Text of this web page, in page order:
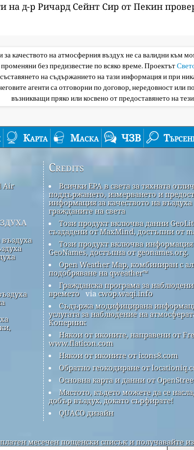
на д-р Ричард Сейнт Сир от Пекин
за качеството на атмосферния въздух не са валидни към
без предизвестие по всяко време. Проектът
на съдържанието на тази информация и при
агенти са отговорни по договор, нередовност или
възникващи пряко или косвено от предоставянето на
Карта Маска ЧЗВ
Air
въздуха
Credits
Всички EPA в света за тяхната
поддържането, измерването и
информация за качеството на въздуха
гражданите на света
Този продукт включва данни
създадени от MaxMind, достъпни от
Този продукт включва информация
GeoNames, достъпна от geonames.org.
Open Weather Map, комбиниран с
подобряване на qweather™
Гражданска програма за
времето via cwop.waqi.info
Съдържа модифицирана
услугата за наблюдение на
Коперник
Някои от иконите, направени от
www.flaticon.com
Някои от иконите от icons8.com
Обратно геокодиране от
Основна карта и данни от
Мястото, където можете да се
добър въздух, докато сърфирате!
QUACO дизайн
месечен пощенски списък и получавайте